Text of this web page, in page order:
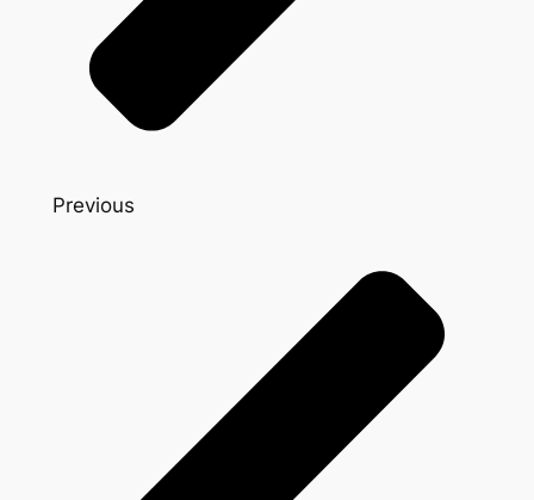
Previous